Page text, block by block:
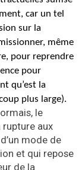
car un tel
sur la
même
pour reprendre
pour
qu’est la
plus large).
le
rupture aux
mode de
et qui repose
de la